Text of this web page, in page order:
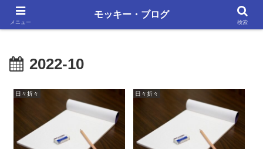
単調な日々にも、いろいろあります
2022-10
日々折々 日々折々
メニュー
モッキー・ブログ
検索